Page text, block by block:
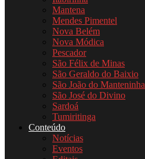
Mantena
Mendes Pimentel
Nova Belém
Nova Módica
Pescador
São Félix de Minas
São Geraldo do Baixio
São João do Manteninha
São José do Divino
Sardoá
Tumiritinga
Conteúdo
Notícias
Eventos